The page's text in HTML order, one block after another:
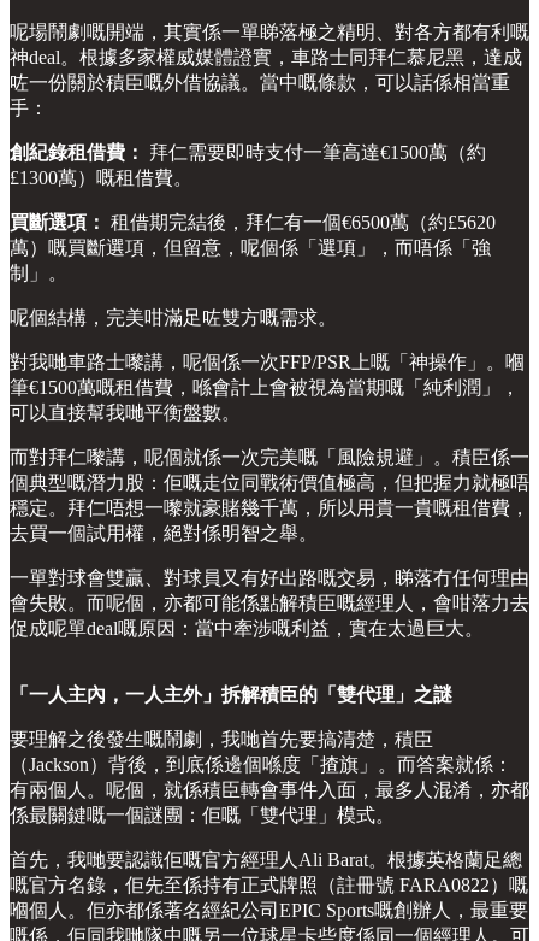
呢場鬧劇嘅開端，其實係一單睇落極之精明、對各方都有利嘅
神deal。根據多家權威媒體證實，車路士同拜仁慕尼黑，達成
咗一份關於積臣嘅外借協議。當中嘅條款，可以話係相當重
手：
創紀錄租借費：
拜仁需要即時支付一筆高達€1500萬（約
£1300萬）嘅租借費。
買斷選項： 租借期完結後，拜仁有一個€6500萬（約£5620
萬）嘅買斷選項，但留意，呢個係「選項」，而唔係「強
制」。
呢個結構，完美咁滿足咗雙方嘅需求。
對我哋車路士嚟講，呢個係一次FFP/PSR上嘅「神操作」。嗰
筆€1500萬嘅租借費，喺會計上會被視為當期嘅「純利潤」，
可以直接幫我哋平衡盤數。
而對拜仁嚟講，呢個就係一次完美嘅「風險規避」。積臣係一
個典型嘅潛力股：佢嘅走位同戰術價值極高，但把握力就極唔
穩定。拜仁唔想一嚟就豪賭幾千萬，所以用貴一貴嘅租借費，
去買一個試用權，絕對係明智之舉。
一單對球會雙贏、對球員又有好出路嘅交易，睇落冇任何理由
會失敗。而呢個，亦都可能係點解積臣嘅經理人，會咁落力去
促成呢單deal嘅原因：當中牽涉嘅利益，實在太過巨大。
「一人主內，一人主外」拆解積臣的「雙代理」之謎
要理解之後發生嘅鬧劇，我哋首先要搞清楚，積臣
（Jackson）背後，到底係邊個喺度「揸旗」。而答案就係：
有兩個人。呢個，就係積臣轉會事件入面，最多人混淆，亦都
係最關鍵嘅一個謎團：佢嘅「雙代理」模式。
首先，我哋要認識佢嘅官方經理人Ali Barat。根據英格蘭足總
嘅官方名錄，佢先至係持有正式牌照（註冊號 FARA0822）嘅
嗰個人。佢亦都係著名經紀公司EPIC Sports嘅創辦人，最重要
嘅係，佢同我哋隊中嘅另一位球星卡些度係同一個經理人。可